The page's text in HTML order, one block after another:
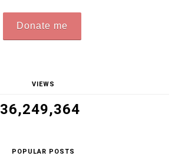
Donate me
VIEWS
36,249,364
POPULAR POSTS